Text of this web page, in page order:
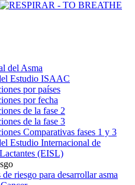
del Asma
Estudio ISAAC
por países
por fecha
de la fase 2
de la fase 3
Comparativas fases 1 y 3
Estudio Internacional de
(EISL)
de riesgo para desarrollar asma